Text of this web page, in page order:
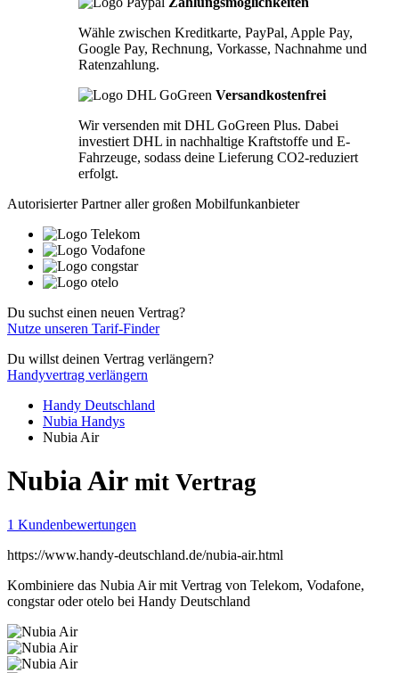
Wähle zwischen Kreditkarte, PayPal, Apple Pay,
Google Pay, Rechnung, Vorkasse, Nachnahme und
Ratenzahlung.
Versandkostenfrei
Wir versenden mit DHL GoGreen Plus. Dabei
investiert DHL in nachhaltige Kraftstoffe und E-
Fahrzeuge, sodass deine Lieferung CO2-reduziert
erfolgt.
Autorisierter Partner aller großen Mobilfunkanbieter
Du suchst einen neuen Vertrag?
Nutze unseren Tarif-Finder
Du willst deinen Vertrag verlängern?
Handyvertrag verlängern
Handy Deutschland
Nubia Handys
Nubia Air
Nubia Air mit Vertrag
1 Kundenbewertungen
https://www.handy-deutschland.de/nubia-air.html
Kombiniere das Nubia Air mit Vertrag von Telekom, Vodafone,
congstar oder otelo bei Handy Deutschland